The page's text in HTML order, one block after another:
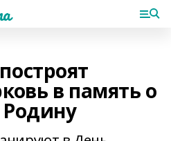
в память о